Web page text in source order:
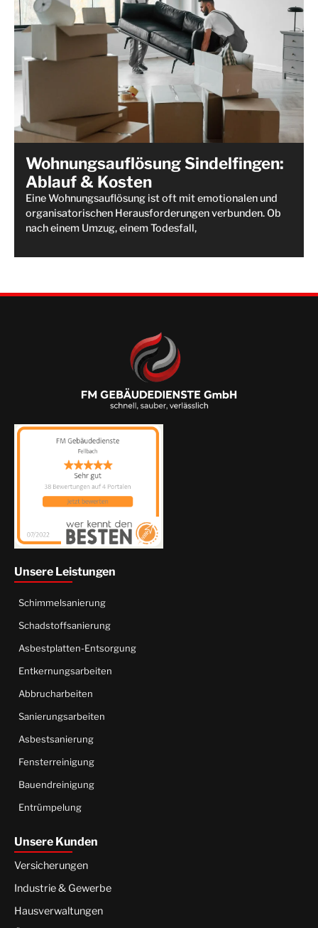
Wohnungsauflösung Sindelfingen:
Ablauf & Kosten
Eine Wohnungsauflösung ist oft mit emotionalen und
organisatorischen Herausforderungen verbunden. Ob
nach einem Umzug, einem Todesfall,
Unsere Leistungen
Schimmelsanierung
Schadstoffsanierung
Asbestplatten-Entsorgung
Entkernungsarbeiten
Abbrucharbeiten
Sanierungsarbeiten
Asbestsanierung
Fensterreinigung
Bauendreinigung
Entrümpelung
Unsere Kunden
Versicherungen
Industrie & Gewerbe
Hausverwaltungen